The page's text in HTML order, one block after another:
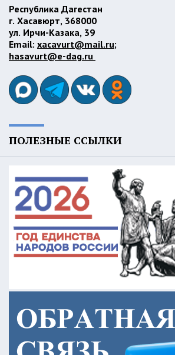
Республика Дагестан
г. Хасавюрт, 368000
ул. Ирчи-Казака, 39
Email: xacavurt@mail.ru;
hasavurt@e-dag.ru
ПОЛЕЗНЫЕ ССЫЛКИ